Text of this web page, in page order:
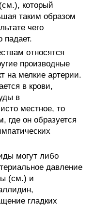
который
таким образом
чего
падает.
относятся
производные
на мелкие артерии.
в крови,
в
местное, то
где он образуется
могут либо
давление
(см.) и
гладких